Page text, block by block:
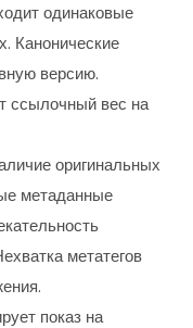
одинаковые
Канонические
версию.
ссылочный вес на
оригинальных
метаданные
метатегов
показ на